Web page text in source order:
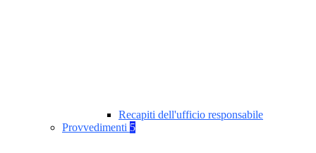
Recapiti dell'ufficio responsabile
Provvedimenti 5